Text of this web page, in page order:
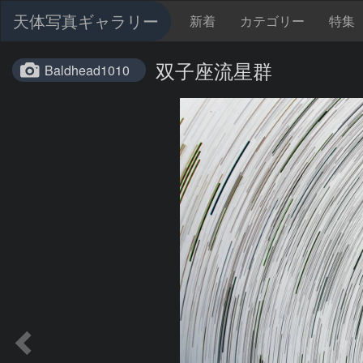
天体写真ギャラリー 新着 カテゴリー 特集
Baldhead1010 双子座流星群